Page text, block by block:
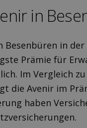
in
in
Prämie für
Im Vergleich
die Avenir im
haben